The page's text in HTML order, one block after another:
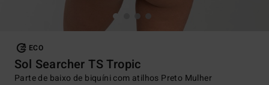
ECO
Sol Searcher TS Tropic
Parte de baixo de biquíni com atilhos Preto Mulher